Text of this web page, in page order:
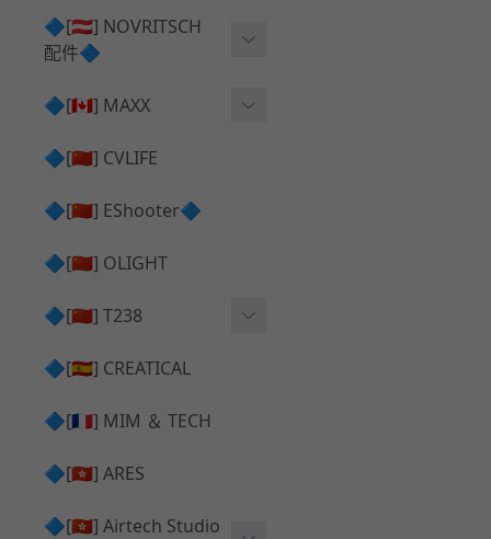
披肩 ⧸ Shoulder Piece
onie
腰包 ⧸ 萬用包
HPA 氣瓶袋 ⧸ 水袋包
手槍 彈匣用
闊邊帽 ⧸ Boonie Hat
戰術背心+前掛 ⧸ Plate Car
rier+Flap
tlebelt
護目鏡 ⧸ 除霧器
腰帶 ⧸ 腿掛
🔷[🇦🇹] NOVRITSCH
配件🔷
✅ 快拔槍套 ⧸ 槍背帶
✅ 槍架 ⧸ 訓練靶具 ⧸ 工具
🔷[🇨🇦] MAXX
AEG 活塞頭 ⧸ AEG Piston
HOP座 ⧸ HOP-UP
競速扳機 ⧸ Speed Trigger
彈匣釋放鈕 ⧸ Mag Releas
推嘴 ⧸ Nozzle
🔷[🇨🇳] CVLIFE
🔷[🇨🇳] EShooter🔷
🔷[🇨🇳] OLIGHT
🔷[🇨🇳] T238
電子扳機
發光器
🔷[🇪🇸] CREATICAL
🔷[🇫🇷] MIM ＆ TECH
🔷[🇭🇰] ARES
🔷[🇭🇰] Airtech Studio